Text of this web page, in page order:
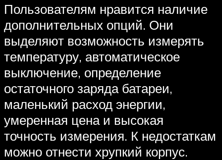
Пользователям нравится наличие
дополнительных опций. Они
выделяют возможность измерять
температуру, автоматическое
выключение, определение
остаточного заряда батареи,
маленький расход энергии,
умеренная цена и высокая
точность измерения. К недостаткам
можно отнести хрупкий корпус.